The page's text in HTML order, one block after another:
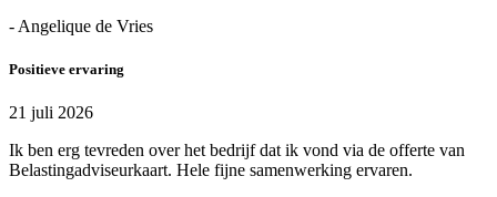
- Angelique de Vries
Positieve ervaring
21 juli 2026
Ik ben erg tevreden over het bedrijf dat ik vond via de offerte van
Belastingadviseurkaart. Hele fijne samenwerking ervaren.